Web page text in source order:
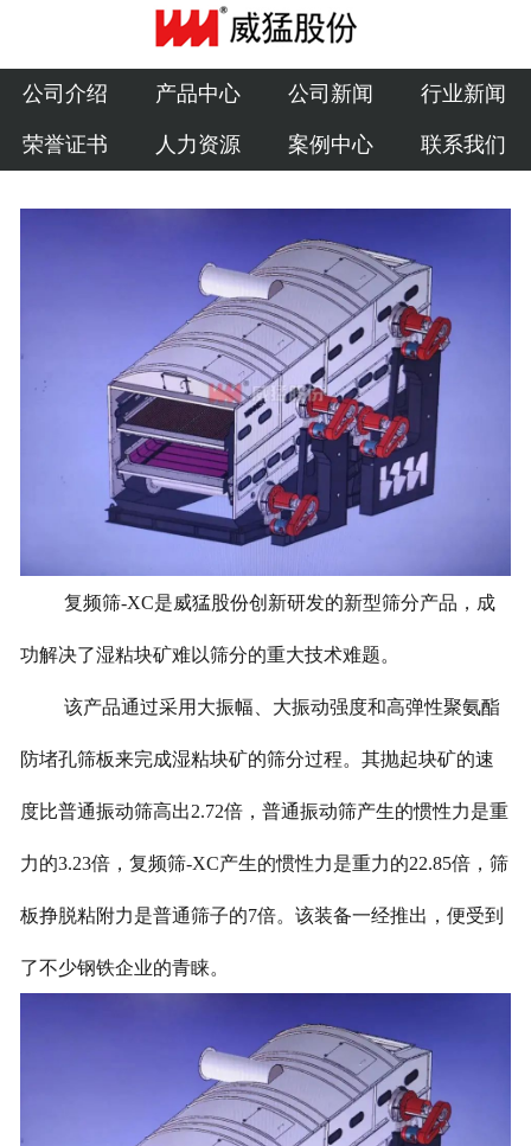
公司介绍
产品中心
公司新闻
行业新闻
荣誉证书
人力资源
案例中心
联系我们
公司介绍 产品中心 公司新闻 行业新闻
荣誉证书 人力资源 案例中心 联系我们
复频筛-XC是威猛股份创新研发的新型筛分产品，成
功解决了湿粘块矿难以筛分的重大技术难题。
该产品通过采用大振幅、大振动强度和高弹性聚氨酯
防堵孔筛板来完成湿粘块矿的筛分过程。其抛起块矿的速
度比普通振动筛高出2.72倍，普通振动筛产生的惯性力是重
力的3.23倍，复频筛-XC产生的惯性力是重力的22.85倍，筛
板挣脱粘附力是普通筛子的7倍。该装备一经推出，便受到
了不少钢铁企业的青睐。